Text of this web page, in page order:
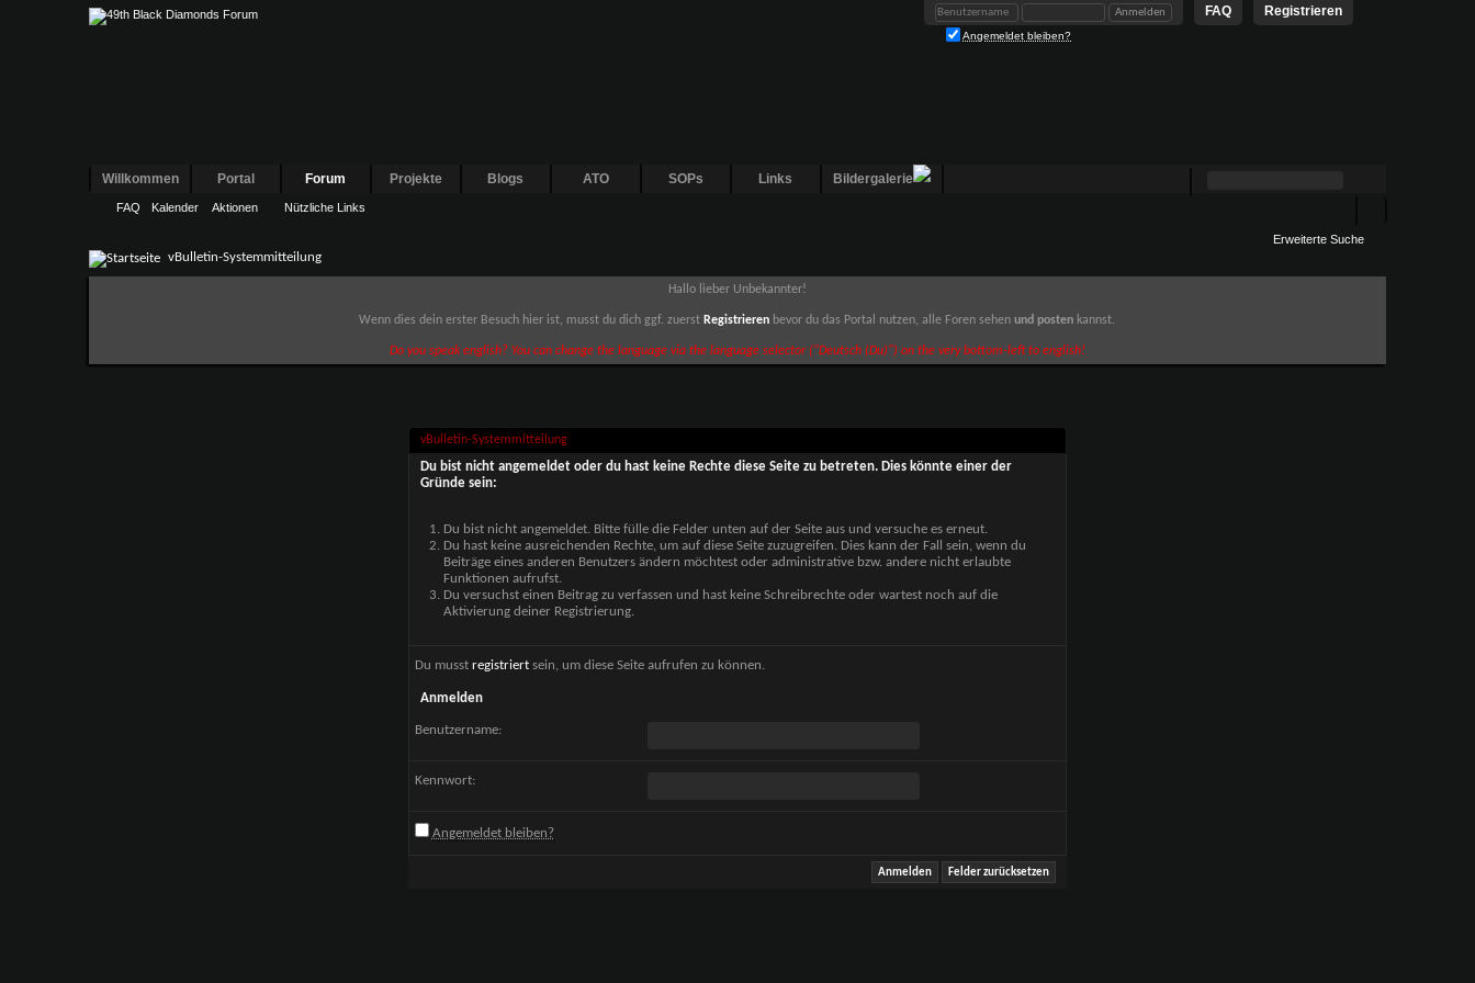
Registrieren
FAQ
Angemeldet bleiben?
Willkommen Portal Forum
FAQ Kalender Aktionen Nützliche Links
Projekte Blogs ATO SOPs Links Bildergalerie
Erweiterte Suche
vBulletin-Systemmitteilung
Hallo lieber Unbekannter!
Wenn dies dein erster Besuch hier ist, musst du dich ggf. zuerst Registrieren bevor du das Portal nutzen, alle Foren sehenund posten kannst.
Do you speak english? You can change the language via the language selector ("Deutsch (Du)") on the very bottom-left to english!
vBulletin-Systemmitteilung
Du bist nicht angemeldet oder du hast keine Rechte diese Seite zu betreten. Dies könnte einer der
Gründe sein:
Du bist nicht angemeldet. Bitte fülle die Felder unten auf der Seite aus und versuche es erneut.
Du hast keine ausreichenden Rechte, um auf diese Seite zuzugreifen. Dies kann der Fall sein, wenn du
Beiträge eines anderen Benutzers ändern möchtest oder administrative bzw. andere nicht erlaubte
Funktionen aufrufst.
Du versuchst einen Beitrag zu verfassen und hast keine Schreibrechte oder wartest noch auf die
Aktivierung deiner Registrierung.
Du musst registriertsein, um diese Seite aufrufen zu können.
Anmelden
Benutzername:
Kennwort:
Angemeldet bleiben?